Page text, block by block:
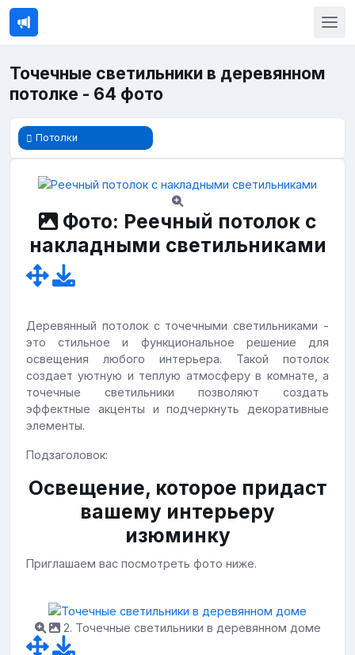
Точечные светильники в деревянном
потолке - 64 фото
Потолки
Фото: Реечный потолок с
накладными светильниками
Деревянный потолок с точечными светильниками -
это стильное и функциональное решение для
освещения любого интерьера. Такой потолок
создает уютную и теплую атмосферу в комнате, а
точечные светильники позволяют создать
эффектные акценты и подчеркнуть декоративные
элементы.
Подзаголовок:
Освещение, которое придаст
вашему интерьеру
изюминку
Приглашаем вас посмотреть фото ниже.
2. Точечные светильники в деревянном доме